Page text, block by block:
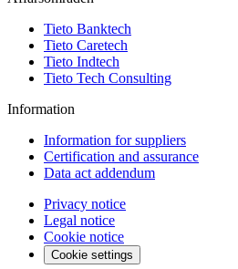
Tieto Banktech
Tieto Caretech
Tieto Indtech
Tieto Tech Consulting
Information
Information for suppliers
Certification and assurance
Data act addendum
Privacy notice
Legal notice
Cookie notice
Cookie settings